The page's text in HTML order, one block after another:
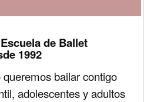
Escuela de Ballet
1992
bailar contigo
adolescentes y adultos